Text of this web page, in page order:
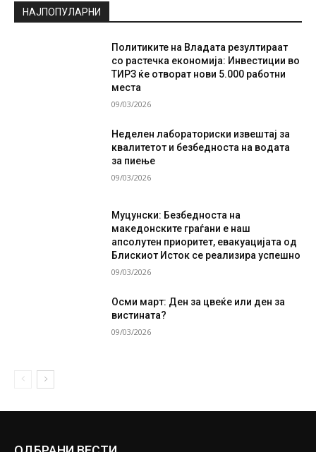
НАЈПОПУЛАРНИ
Политиките на Владата резултираат
со растечка економија: Инвестиции во
ТИРЗ ќе отворат нови 5.000 работни
места
09/03/2026
Неделен лабораториски извештај за
квалитетот и безбедноста на водата
за пиење
09/03/2026
Муцунски: Безбедноста на
македонските граѓани е наш
апсолутен приоритет, евакуацијата од
Блискиот Исток се реализира успешно
09/03/2026
Осми март: Ден за цвеќе или ден за
вистината?
09/03/2026